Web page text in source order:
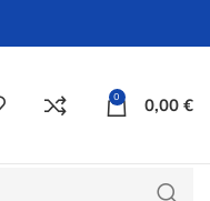
0 0,00 €